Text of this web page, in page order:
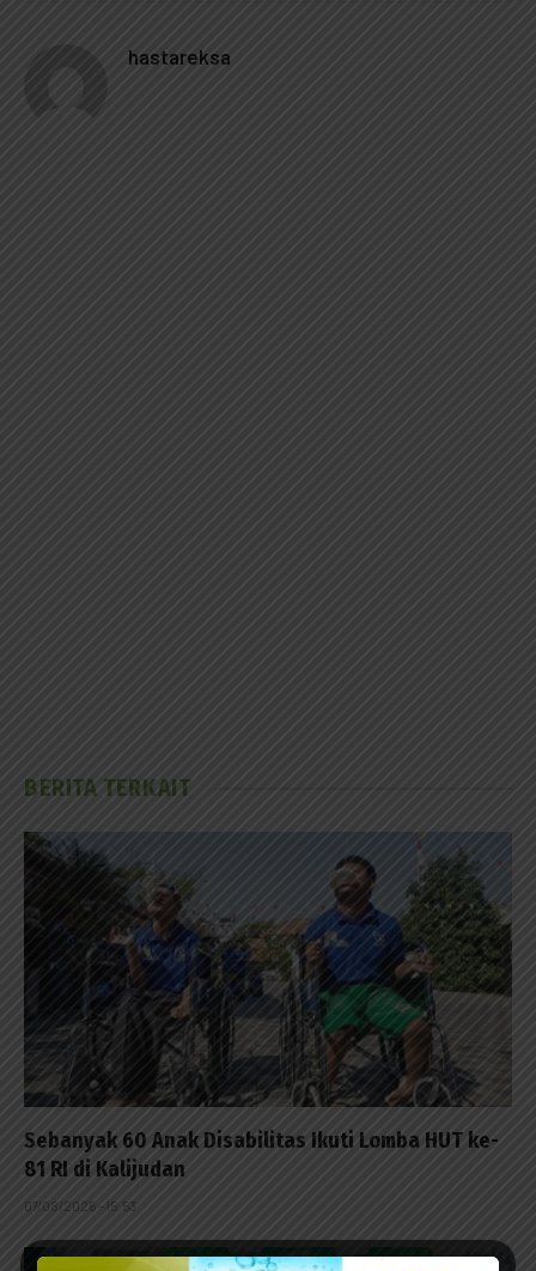
hastareksa
BERITA TERKAIT
Sebanyak 60 Anak Disabilitas Ikuti Lomba HUT ke-
81 RI di Kalijudan
07/08/2026 - 15:53